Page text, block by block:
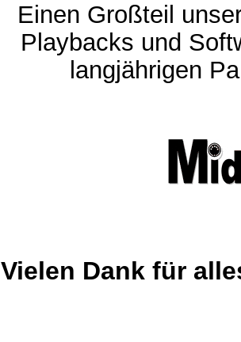
Einen Großteil
Playbacks und
langjährigen
Vielen Dank für